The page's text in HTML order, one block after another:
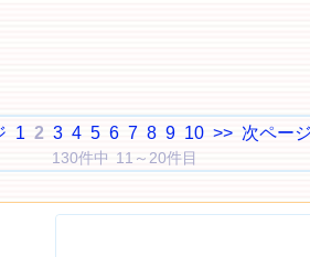
1 2 3 4 5 6 7 8 9 10 >> 次ページ
130件中 11～20件目